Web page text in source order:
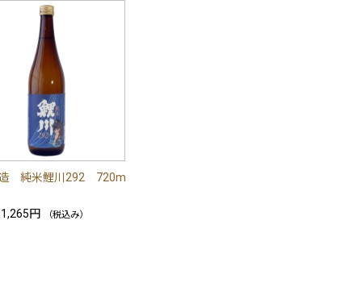
純米鯉川292 720m
1,265円 （税込み）